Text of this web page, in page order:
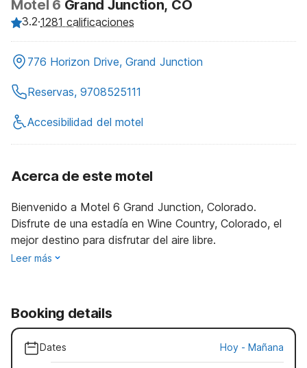
Motel 6 Grand Junction, CO
3.2·1281 calificaciones
776 Horizon Drive, Grand Junction
Reservas, 9708525111
Accesibilidad del motel
Acerca de este motel
Bienvenido a Motel 6 Grand Junction, Colorado.
Disfrute de una estadía en Wine Country, Colorado, el
mejor destino para disfrutar del aire libre.
Leer más
Booking details
Dates Hoy - Mañana